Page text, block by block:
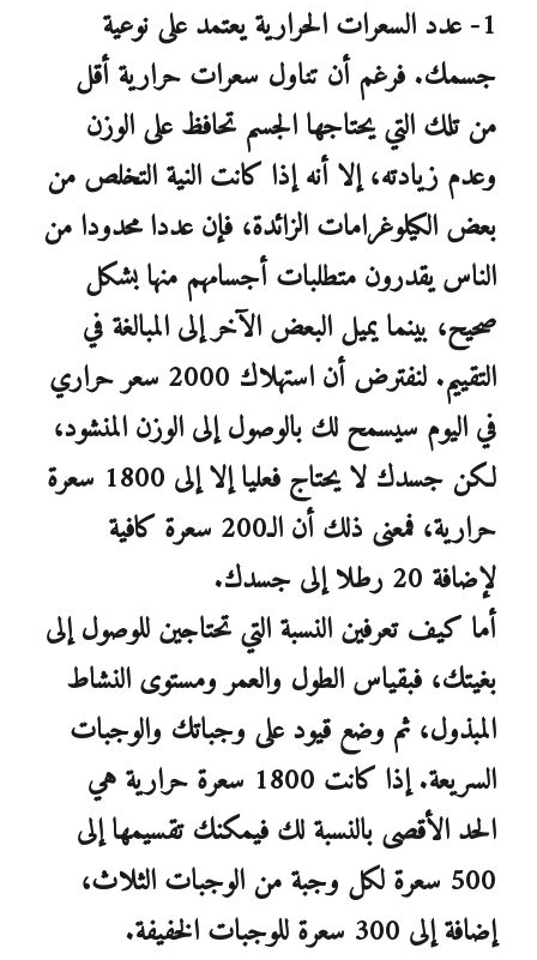
1- عدد السعرات الحرارية يعتمد على نوعية
جسمك. فرغم أن تناول سعرات حرارية أقل
من تلك التي يحتاجها الجسم تحافظ على الوزن
وعدم زيادته، إلا أنه إذا كانت النية التخلص من
بعض الكيلوغرامات الزائدة، فإن عددا محدودا من
الناس يقدرون متطلبات أجسامهم منها بشكل
صحيح، بينما يميل البعض الآخر إلى المبالغة في
التقييم. لنفترض أن استهلاك 2000 سعر حراري
في اليوم سيسمح لك بالوصول إلى الوزن المنشود،
لكن جسدك لا يحتاج فعليا إلا إلى 1800 سعرة
حرارية، فمعنى ذلك أن الـ200 سعرة كافية
لإضافة 20 رطلا إلى جسدك.
أما كيف تعرفين النسبة التي تحتاجين للوصول إلى
بغيتك، فبقياس الطول والعمر ومستوى النشاط
المبذول، ثم وضع قيود على وجباتك والوجبات
السريعة. إذا كانت 1800 سعرة حرارية هي
الحد الأقصى بالنسبة لك فيمكنك تقسيمها إلى
500 سعرة لكل وجبة من الوجبات الثلاث،
إضافة إلى 300 سعرة للوجبات الخفيفة.